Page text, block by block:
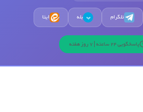
تلگرام ب بله ایتا
پاسخگویی 24 ساعته | 7 روز هفته